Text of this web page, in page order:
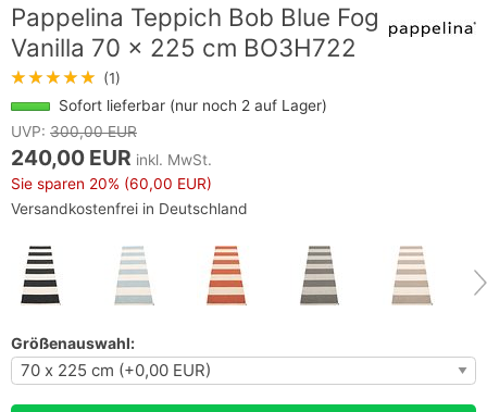
Pappelina Teppich Bob Blue Fog
Vanilla 70 x 225 cm BO3H722
★★★★★ (1)
Sofort lieferbar (nur noch 2 auf Lager)
UVP: 300,00 EUR
240,00 EUR inkl. MwSt.
Sie sparen 20% (60,00 EUR)
Versandkostenfrei in Deutschland
Größenauswahl: